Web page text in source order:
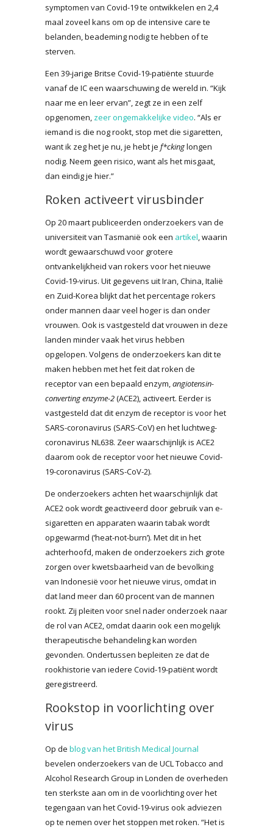
symptomen van Covid-19 te ontwikkelen en 2,4
maal zoveel kans om op de intensive care te
belanden, beademing nodig te hebben of te
sterven.
Een 39-jarige Britse Covid-19-patiënte stuurde
vanaf de IC een waarschuwing de wereld in. “Kijk
naar me en leer ervan”, zegt ze in een zelf
opgenomen, zeer ongemakkelijke video. “Als er
iemand is die nog rookt, stop met die sigaretten,
want ik zeg het je nu, je hebt je f*ckinglongen
nodig. Neem geen risico, want als het misgaat,
dan eindig je hier.”
Roken activeert virusbinder
Op 20 maart publiceerden onderzoekers van de
universiteit van Tasmanië ook een artikel, waarin
wordt gewaarschuwd voor grotere
ontvankelijkheid van rokers voor het nieuwe
Covid-19-virus. Uit gegevens uit Iran, China, Italië
en Zuid-Korea blijkt dat het percentage rokers
onder mannen daar veel hoger is dan onder
vrouwen. Ook is vastgesteld dat vrouwen in deze
landen minder vaak het virus hebben
opgelopen. Volgens de onderzoekers kan dit te
maken hebben met het feit dat roken de
receptor van een bepaald enzym,angiotensin-
converting enzyme-2(ACE2), activeert. Eerder is
vastgesteld dat dit enzym de receptor is voor het
SARS-coronavirus (SARS-CoV) en het luchtweg-
coronavirus NL638. Zeer waarschijnlijk is ACE2
daarom ook de receptor voor het nieuwe Covid-
19-coronavirus (SARS-CoV-2).
De onderzoekers achten het waarschijnlijk dat
ACE2 ook wordt geactiveerd door gebruik van e-
sigaretten en apparaten waarin tabak wordt
opgewarmd (‘heat-not-burn’). Met dit in het
achterhoofd, maken de onderzoekers zich grote
zorgen over kwetsbaarheid van de bevolking
van Indonesië voor het nieuwe virus, omdat in
dat land meer dan 60 procent van de mannen
rookt. Zij pleiten voor snel nader onderzoek naar
de rol van ACE2, omdat daarin ook een mogelijk
therapeutische behandeling kan worden
gevonden. Ondertussen bepleiten ze dat de
rookhistorie van iedere Covid-19-patiënt wordt
geregistreerd.
Rookstop in voorlichting over
virus
Op de blog van het British Medical Journal
bevelen onderzoekers van de UCL Tobacco and
Alcohol Research Group in Londen de overheden
ten sterkste aan om in de voorlichting over het
tegengaan van het Covid-19-virus ook adviezen
op te nemen over het stoppen met roken. “Het is